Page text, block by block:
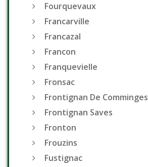
Fourquevaux
Francarville
Francazal
Francon
Franquevielle
Fronsac
Frontignan De Comminges
Frontignan Saves
Fronton
Frouzins
Fustignac